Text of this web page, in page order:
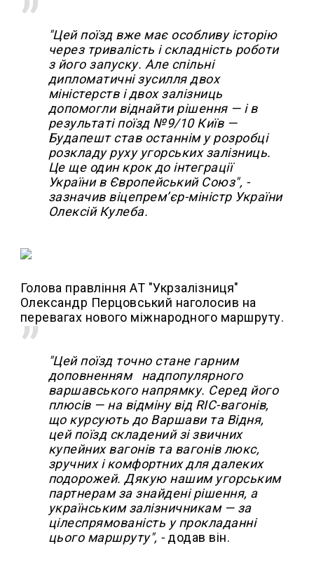
"Цей поїзд вже має особливу історію
через тривалість і складність роботи
з його запуску. Але спільні
дипломатичні зусилля двох
міністерств і двох залізниць
допомогли віднайти рішення — і в
результаті поїзд №9/10 Київ —
Будапешт став останнім у розробці
розкладу руху угорських залізниць.
Це ще один крок до інтеграції
України в Європейський Союз", -
зазначив віцепремʼєр-міністр України
Олексій Кулеба.
Голова правління АТ "Укрзалізниця"
Олександр Перцовський наголосив на
перевагах нового міжнародного маршруту.
"Цей поїзд точно стане гарним
доповненням надпопулярного
варшавського напрямку. Серед його
плюсів — на відміну від RIC-вагонів,
що курсують до Варшави та Відня,
цей поїзд складений зі звичних
купейних вагонів та вагонів люкс,
зручних і комфортних для далеких
подорожей. Дякую нашим угорським
партнерам за знайдені рішення, а
українським залізничникам — за
цілеспрямованість у прокладанні
цього маршруту", -додав він.